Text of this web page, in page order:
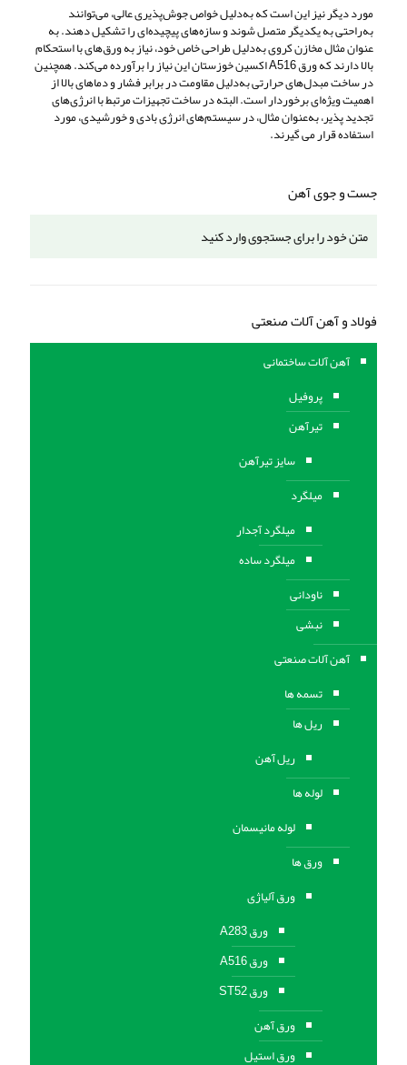
مورد دیگر نیز این است که به‌دلیل خواص جوش‌پذیری عالی، می‌توانند
به‌راحتی به یکدیگر متصل شوند و سازه‌های پیچیده‌ای را تشکیل دهند. به
عنوان مثال مخازن کروی به‌دلیل طراحی خاص خود، نیاز به ورق‌های با استحکام
بالا دارند که ورق A516 اکسین خوزستان این نیاز را برآورده می‌کند. همچنین
در ساخت مبدل‌های حرارتی به‌دلیل مقاومت در برابر فشار و دماهای بالا از
اهمیت ویژه‌ای برخوردار است. البته در ساخت تجهیزات مرتبط با انرژی‌های
تجدید پذیر، به‌عنوان مثال، در سیستم‌های انرژی بادی و خورشیدی، مورد
استفاده قرار می گیرند.
جست و جوی آهن
فولاد و آهن آلات صنعتی
آهن آلات ساختمانی
پروفیل
تیرآهن
سایز تیرآهن
میلگرد
میلگرد آجدار
میلگرد ساده
ناودانی
نبشی
آهن آلات صنعتی
تسمه ها
ریل ها
ریل آهن
لوله ها
لوله مانیسمان
ورق ها
ورق آلیاژی
ورق A283
ورق A516
ورق ST52
ورق آهن
ورق استیل